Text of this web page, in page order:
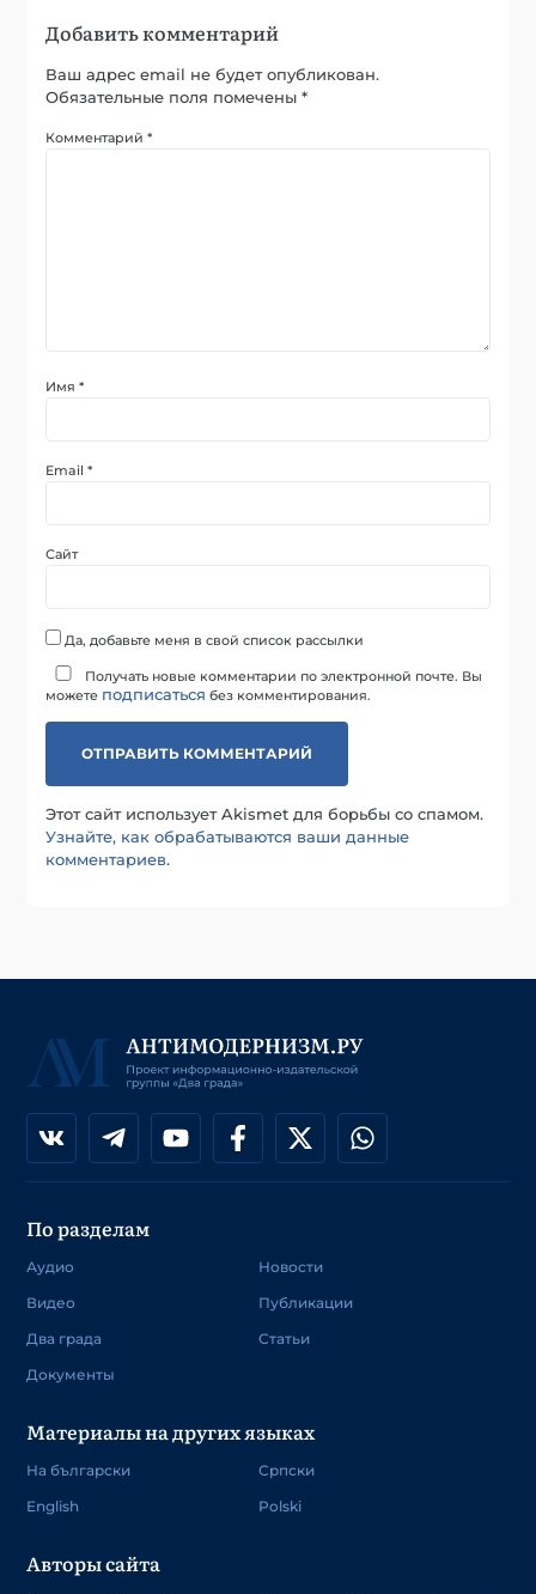
Добавить комментарий
Ваш адрес email не будет опубликован.
Обязательные поля помечены*
Комментарий*
Имя*
Email*
Сайт
Да, добавьте меня в свой список рассылки
Получать новые комментарии по электронной почте. Вы
можете подписаться без комментирования.
Этот сайт использует Akismet для борьбы со спамом.
Узнайте, как обрабатываются ваши данные
комментариев.
По разделам
Аудио
Видео
Два града
Документы
Новости
Публикации
Статьи
Материалы на других языках
На български
English
Српски
Polski
Авторы сайта